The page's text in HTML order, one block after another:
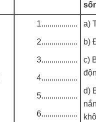
1..................
2..................
3..................
4..................
5..................
6..................
a)
b)
c)
d)